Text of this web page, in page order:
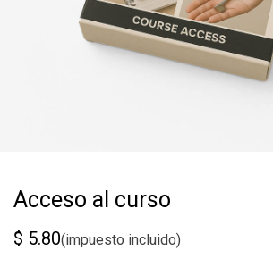
Acceso al curso
$ 5.80(impuesto incluido)